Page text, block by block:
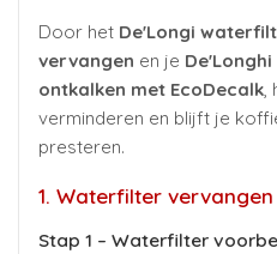
Door het De'Longi
vervangen en je
ontkalken met EcoDecalk,
verminderen en blijft je
presteren.
1. Waterfilter vervangen
Stap 1 – Waterfilter